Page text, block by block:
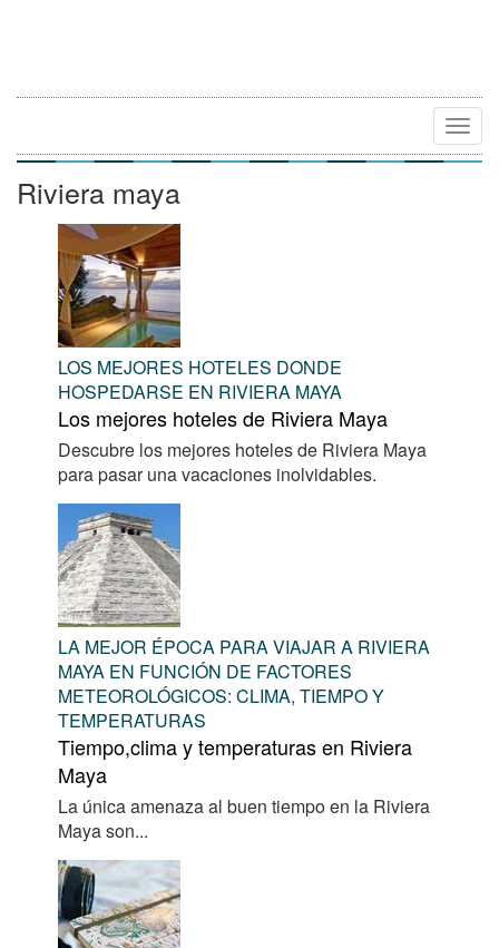
Riviera maya
LOS MEJORES HOTELES DONDE
HOSPEDARSE EN RIVIERA MAYA
Los mejores hoteles de Riviera Maya
Descubre los mejores hoteles de Riviera Maya
para pasar una vacaciones inolvidables.
LA MEJOR ÉPOCA PARA VIAJAR A RIVIERA
MAYA EN FUNCIÓN DE FACTORES
METEOROLÓGICOS: CLIMA, TIEMPO Y
TEMPERATURAS
Tiempo,clima y temperaturas en Riviera
Maya
La única amenaza al buen tiempo en la Riviera
Maya son...